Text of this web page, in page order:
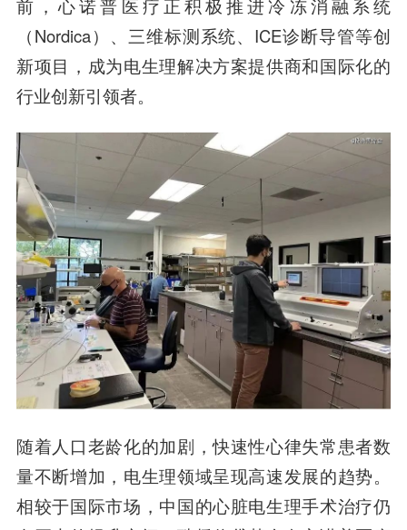
前，心诺普医疗正积极推进冷冻消融系统
（Nordica）、三维标测系统、ICE诊断导管等创
新项目，成为电生理解决方案提供商和国际化的
行业创新引领者。
随着人口老龄化的加剧，快速性心律失常患者数
量不断增加，电生理领域呈现高速发展的趋势。
相较于国际市场，中国的心脏电生理手术治疗仍